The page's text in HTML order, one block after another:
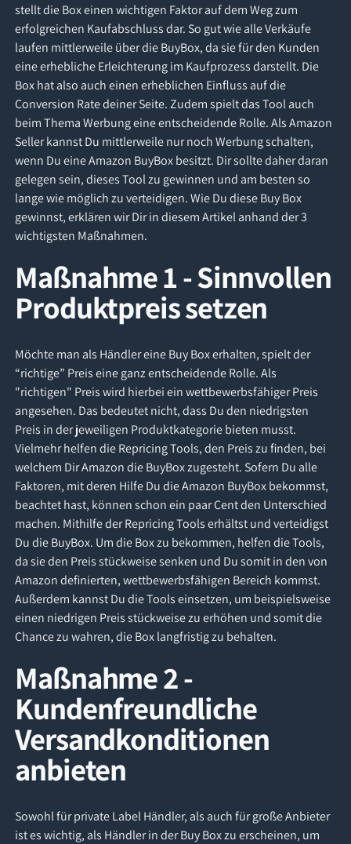
stellt die Box einen wichtigen Faktor auf dem Weg zum
erfolgreichen Kaufabschluss dar. So gut wie alle Verkäufe
laufen mittlerweile über die BuyBox, da sie für den Kunden
eine erhebliche Erleichterung im Kaufprozess darstellt. Die
Box hat also auch einen erheblichen Einfluss auf die
Conversion Rate deiner Seite. Zudem spielt das Tool auch
beim Thema Werbung eine entscheidende Rolle. Als Amazon
Seller kannst Du mittlerweile nur noch Werbung schalten,
wenn Du eine Amazon BuyBox besitzt. Dir sollte daher daran
gelegen sein, dieses Tool zu gewinnen und am besten so
lange wie möglich zu verteidigen. Wie Du diese Buy Box
gewinnst, erklären wir Dir in diesem Artikel anhand der 3
wichtigsten Maßnahmen.
Maßnahme 1 - Sinnvollen
Produktpreis setzen
Möchte man als Händler eine Buy Box erhalten, spielt der
“richtige” Preis eine ganz entscheidende Rolle. Als
"richtigen" Preis wird hierbei ein wettbewerbsfähiger Preis
angesehen. Das bedeutet nicht, dass Du den niedrigsten
Preis in der jeweiligen Produktkategorie bieten musst.
Vielmehr helfen die Repricing Tools, den Preis zu finden, bei
welchem Dir Amazon die BuyBox zugesteht. Sofern Du alle
Faktoren, mit deren Hilfe Du die Amazon BuyBox bekommst,
beachtet hast, können schon ein paar Cent den Unterschied
machen. Mithilfe der Repricing Tools erhältst und verteidigst
Du die BuyBox. Um die Box zu bekommen, helfen die Tools,
da sie den Preis stückweise senken und Du somit in den von
Amazon definierten, wettbewerbsfähigen Bereich kommst.
Außerdem kannst Du die Tools einsetzen, um beispielsweise
einen niedrigen Preis stückweise zu erhöhen und somit die
Chance zu wahren, die Box langfristig zu behalten.
Maßnahme 2 -
Kundenfreundliche
Versandkonditionen
anbieten
Sowohl für private Label Händler, als auch für große Anbieter
ist es wichtig, als Händler in der Buy Box zu erscheinen, um